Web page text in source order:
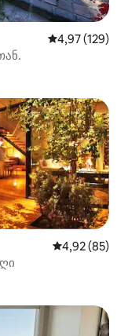
საშუალო
4,97 (129)
საშუალო
4,92 (85)